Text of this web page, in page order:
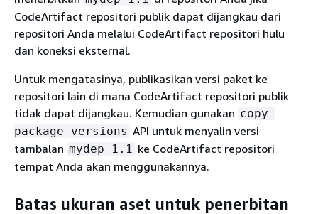
CodeArtifact repositori publik dapat dijangkau dari
repositori Anda melalui CodeArtifact repositori hulu
dan koneksi eksternal.
Untuk mengatasinya, publikasikan versi paket ke
repositori lain di mana CodeArtifact repositori publik
tidak dapat dijangkau. Kemudian gunakan copy-
package-versions API untuk menyalin versi
tambalan mydep 1.1 ke CodeArtifact repositori
tempat Anda akan menggunakannya.
Batas ukuran aset untuk penerbitan